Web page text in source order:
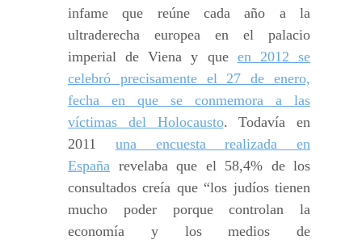
infame que reúne cada año a la
ultraderecha europea en el palacio
imperial de Viena y que en 2012 se
celebró precisamente el 27 de enero,
fecha en que se conmemora a las
víctimas del Holocausto. Todavía en
2011 una encuesta realizada en
España revelaba que el 58,4% de los
consultados creía que “los judíos tienen
mucho poder porque controlan la
economía y los medios de